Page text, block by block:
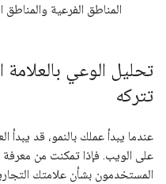
المناطق الفرعية
تحليل الوعي بالعلامة
تتركه
عندما يبدأ عملك بالنمو، قد يبدأ
على الويب. فإذا تمكنت من معرفة